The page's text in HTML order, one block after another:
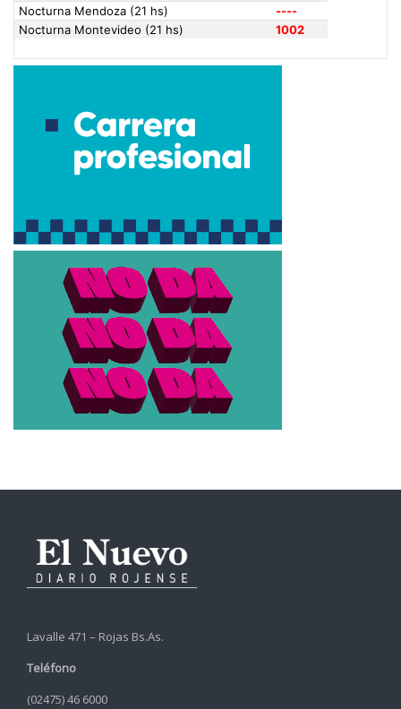
Lavalle 471 – Rojas Bs.As.
Teléfono
(02475) 46 6000